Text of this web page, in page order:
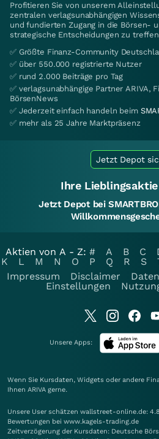
Profitieren Sie von unserem
zentralen verlagsunabhängigen
und fundierten Zugang in die Börsen-
strategische Entscheidungen zu
✅ Größte Finanz-Community
✅ über 550.000 registrierte Nutzer
✅ rund 2.000 Beiträge pro Tag
✅ verlagsunabhängige Partner ARIVA,
BörsenNews
✅ Jederzeit einfach handeln beim
✅ mehr als 25 Jahre Marktpräsenz
Jetzt Depot
Ihre
Jetzt Depot bei
Aktien von A - Z: # A B C
K
L M N O P Q R S
Impressum
Disclaimer
Einstellungen
Unsere Apps:
Wenn Sie Kursdaten, Widgets oder andere
Ihnen ARIVA gerne.
Unsere User schätzen wallstreet-online.de:
Bewertungen bei www.kagels-trading.de
Zeitverzögerung der Kursdaten: Deutsche